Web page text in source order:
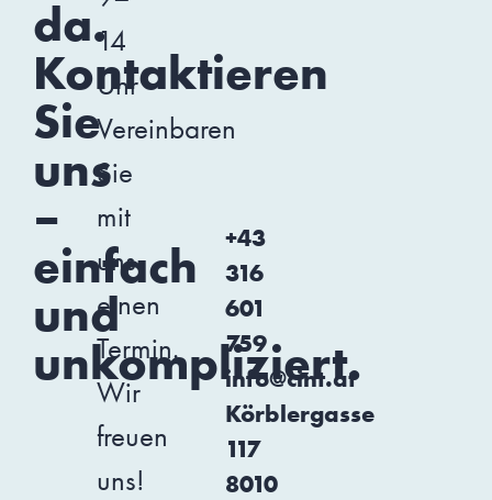
da.
Kontaktieren
Sie
uns
–
einfach
und
unkompliziert.
14
Uhr
Vereinbaren
Sie
mit
uns
einen
Termin.
Wir
freuen
uns!
Körblergasse
117
8010
+43
316
601
759
info@cint.at